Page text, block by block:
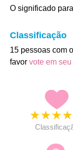
O significado
Classificação
15 pessoas com
favor vote em
★★★★